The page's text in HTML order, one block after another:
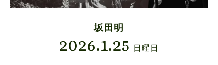
坂田明
2026.1.25 日曜日